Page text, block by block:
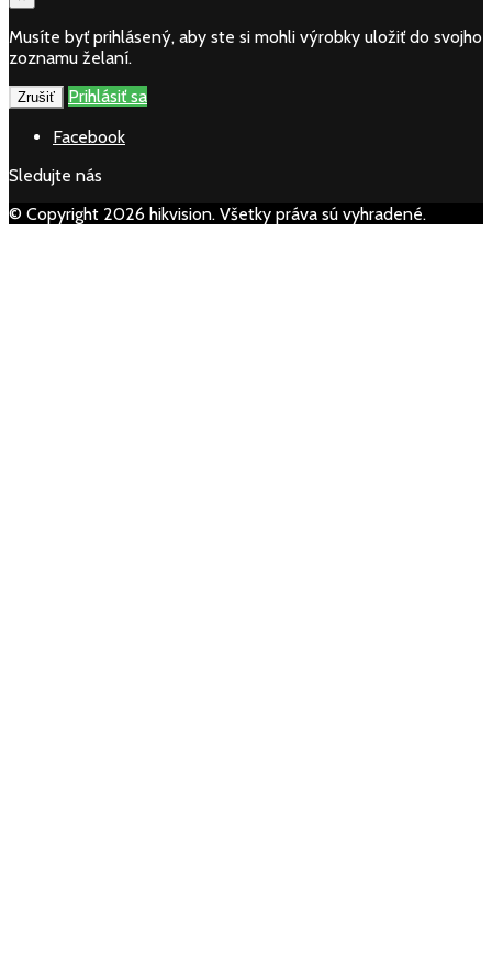
Musíte byť prihlásený, aby ste si mohli výrobky uložiť do svojho
zoznamu želaní.
Zrušiť
Prihlásiť sa
Facebook
Sledujte nás
© Copyright 2026 hikvision. Všetky práva sú vyhradené.